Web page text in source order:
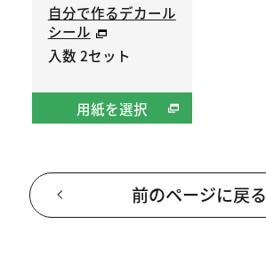
自分で作るデカール
シール
入数 2セット
用紙を選択
前のページに戻る